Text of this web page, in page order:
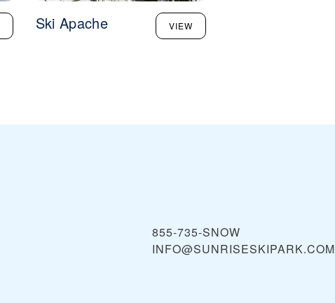
Ski Apache VIEW
855-735-SNOW
INFO@SUNRISESKIPARK.COM